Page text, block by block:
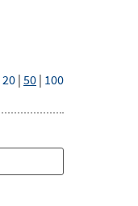
20 | 50 | 100